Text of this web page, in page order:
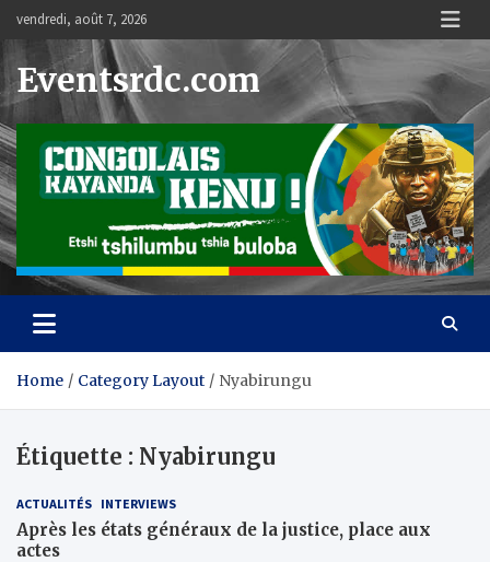
content
vendredi, août 7, 2026
Eventsrdc.com
Home Category Layout Nyabirungu
Étiquette : Nyabirungu
ACTUALITÉS INTERVIEWS
Après les états généraux de la justice, place aux
actes